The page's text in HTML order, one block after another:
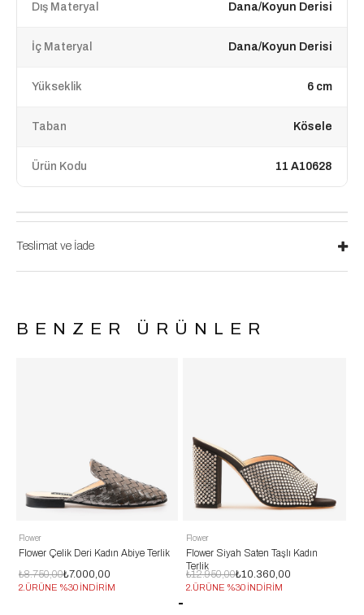
Dış Materyal Dana/Koyun Derisi
İç Materyal Dana/Koyun Derisi
Yükseklik 6 cm
Taban Kösele
Ürün Kodu 11 A10628
Teslimat ve İade
BENZER ÜRÜNLER
Çelik Deri Kadın Abiye Terlik
₺7.000,00
%30 İNDİRİM
Flower Siyah Saten Taşlı Kadın
Terlik
₺10.360,00
₺12.950,00
2.ÜRÜNE %30 İNDİRİM